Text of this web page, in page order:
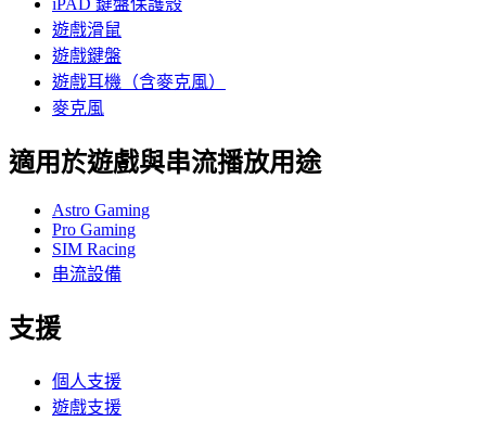
iPAD 鍵盤保護殼
遊戲滑鼠
遊戲鍵盤
遊戲耳機（含麥克風）
麥克風
適用於遊戲與串流播放用途
Astro Gaming
Pro Gaming
SIM Racing
串流設備
支援
個人支援
遊戲支援